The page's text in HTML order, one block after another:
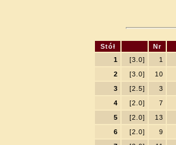
Stół Nr
1
[3.0] 1
2
[3.0] 10
3
[2.5] 3
4
[2.0] 7
5
[2.0] 13
6
[2.0] 9